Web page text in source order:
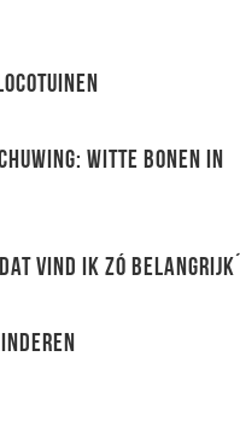
witte bonen in
vind ik zó belangrijk´